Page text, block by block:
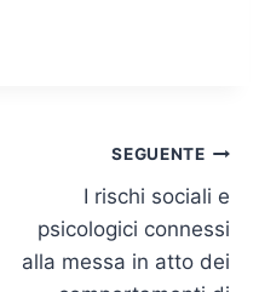
SEGUENTE
I rischi sociali e
psicologici connessi
alla messa in atto dei